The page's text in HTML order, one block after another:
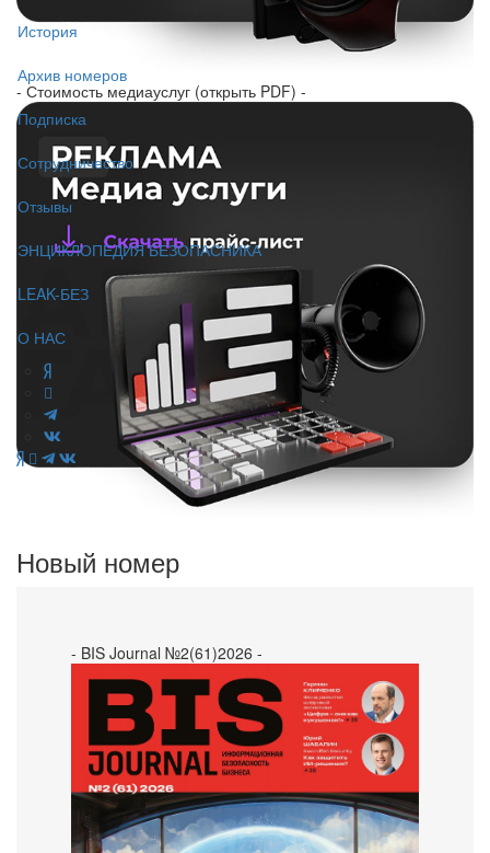
История
Архив номеров
Подписка
Сотрудничество
Отзывы
ЭНЦИКЛОПЕДИЯ БЕЗОПАСНИКА
LEAK-БЕЗ
О НАС
- Стоимость медиауслуг (открыть PDF) -
Новый номер
- BIS Journal №2(61)2026 -